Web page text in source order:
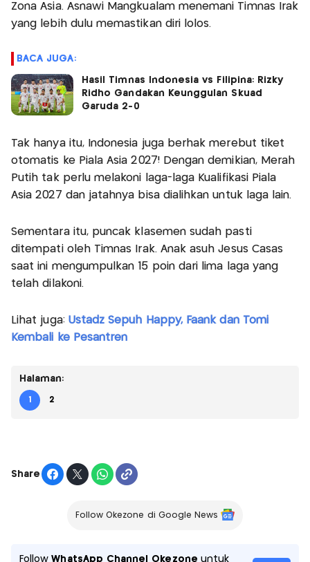
Zona Asia. Asnawi Mangkualam menemani Timnas Irak
yang lebih dulu memastikan diri lolos.
BACA JUGA:
Hasil Timnas Indonesia vs Filipina: Rizky
Ridho Gandakan Keunggulan Skuad
Garuda 2-0
Tak hanya itu, Indonesia juga berhak merebut tiket
otomatis ke Piala Asia 2027! Dengan demikian, Merah
Putih tak perlu melakoni laga-laga Kualifikasi Piala
Asia 2027 dan jatahnya bisa dialihkan untuk laga lain.
Sementara itu, puncak klasemen sudah pasti
ditempati oleh Timnas Irak. Anak asuh Jesus Casas
saat ini mengumpulkan 15 poin dari lima laga yang
telah dilakoni.
Lihat juga: Ustadz Sepuh Happy, Faank dan Tomi
Kembali ke Pesantren
Halaman:
1 2
Share
Follow Okezone di Google News
FollowWhatsApp Channel Okezone untuk